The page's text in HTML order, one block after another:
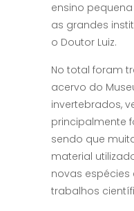
ensino
as grandes
o Doutor Luiz.
No total foram
acervo do
invertebrados,
principalmente
sendo que
material
novas
trabalhos